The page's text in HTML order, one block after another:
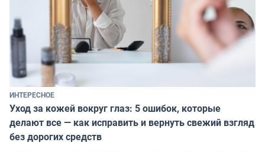
ИНТЕРЕСНОЕ
Уход за кожей вокруг глаз: 5 ошибок, которые
делают все — как исправить и вернуть свежий взгляд
без дорогих средств